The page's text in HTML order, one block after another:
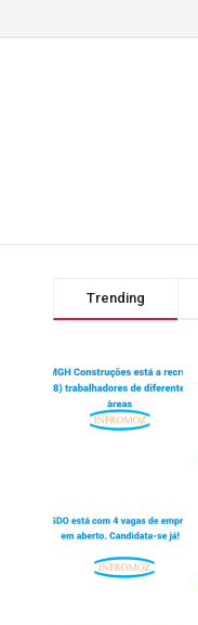
Trending